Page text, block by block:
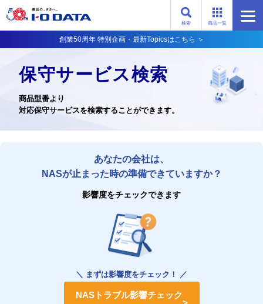
商品一覧
検索
創業50周年 特別企画・最新Topicsはこちら ＞
保守サービス検索
商品型番より
対応保守サービスを検索することができます。
あなたの会社は、
NASが止まった時の準備できていますか？
影響度をチェックできます
＼ まずは影響度をチェック！ ／
NASトラブル影響チェック